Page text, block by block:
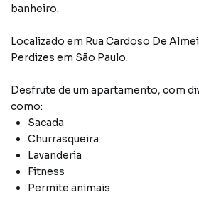
banheiro.
Localizado em Rua Cardoso De
Perdizes em São Paulo.
Desfrute de um apartamento, com
como:
Sacada
Churrasqueira
Lavanderia
Fitness
Permite animais